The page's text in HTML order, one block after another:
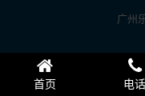
广州
首页 电话